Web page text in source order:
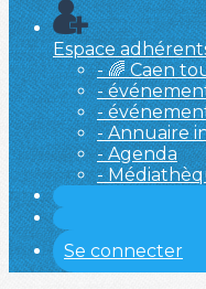
Espace
- 🌈 Caen
-
-
- Annuaire
- Agenda
-
Se connecter